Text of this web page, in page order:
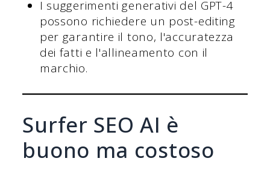
I suggerimenti generativi del GPT-4
possono richiedere un post-editing
per garantire il tono, l'accuratezza
dei fatti e l'allineamento con il
marchio.
Surfer SEO AI è
buono ma costoso